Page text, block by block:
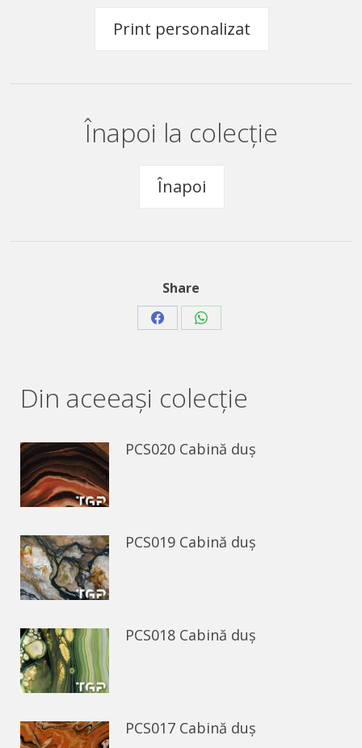
Print personalizat
Înapoi la colecție
Înapoi
Share
Share Share
Din aceeaşi colecție
PCS020 Cabină duș
PCS019 Cabină duș
PCS018 Cabină duș
PCS017 Cabină duș